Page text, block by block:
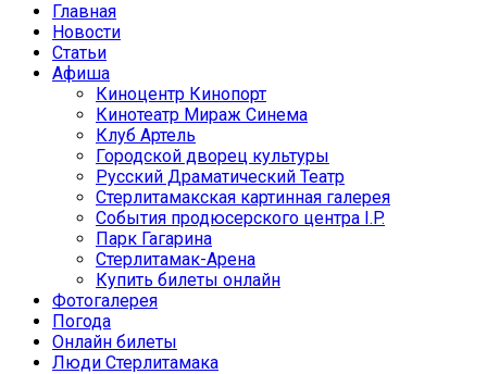
Главная
Новости
Статьи
Афиша
Киноцентр Кинопорт
Кинотеатр Мираж Синема
Клуб Артель
Городской дворец культуры
Русский Драматический Театр
Стерлитамакская картинная галерея
События продюсерского центра I.P.
Парк Гагарина
Стерлитамак-Арена
Купить билеты онлайн
Фотогалерея
Погода
Онлайн билеты
Люди Стерлитамака